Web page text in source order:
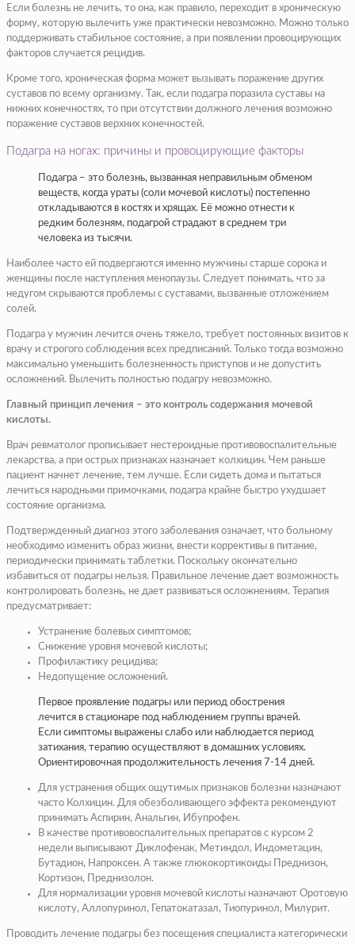
Если болезнь не лечить, то она, как правило, переходит в хроническую
форму, которую вылечить уже практически невозможно. Можно только
поддерживать стабильное состояние, а при появлении провоцирующих
факторов случается рецидив.
Кроме того, хроническая форма может вызывать поражение других
суставов по всему организму. Так, если подагра поразила суставы на
нижних конечностях, то при отсутствии должного лечения возможно
поражение суставов верхних конечностей.
Подагра на ногах: причины и провоцирующие факторы
Подагра – это болезнь, вызванная неправильным обменом
веществ, когда ураты (соли мочевой кислоты) постепенно
откладываются в костях и хрящах. Её можно отнести к
редким болезням, подагрой страдают в среднем три
человека из тысячи.
Наиболее часто ей подвергаются именно мужчины старше сорока и
женщины после наступления менопаузы. Следует понимать, что за
недугом скрываются проблемы с суставами, вызванные отложением
солей.
Подагра у мужчин лечится очень тяжело, требует постоянных визитов к
врачу и строгого соблюдения всех предписаний. Только тогда возможно
максимально уменьшить болезненность приступов и не допустить
осложнений. Вылечить полностью подагру невозможно.
Главный принцип лечения – это контроль содержания мочевой
кислоты.
Врач ревматолог прописывает нестероидные противовоспалительные
лекарства, а при острых признаках назначает колхицин. Чем раньше
пациент начнет лечение, тем лучше. Если сидеть дома и пытаться
лечиться народными примочками, подагра крайне быстро ухудшает
состояние организма.
Подтвержденный диагноз этого заболевания означает, что больному
необходимо изменить образ жизни, внести коррективы в питание,
периодически принимать таблетки. Поскольку окончательно
избавиться от подагры нельзя. Правильное лечение дает возможность
контролировать болезнь, не дает развиваться осложнениям. Терапия
предусматривает:
Устранение болевых симптомов;
Снижение уровня мочевой кислоты;
Профилактику рецидива;
Недопущение осложнений.
Первое проявление подагры или период обострения
лечится в стационаре под наблюдением группы врачей.
Если симптомы выражены слабо или наблюдается период
затихания, терапию осуществляют в домашних условиях.
Ориентировочная продолжительность лечения 7-14 дней.
Для устранения общих ощутимых признаков болезни назначают
часто Колхицин. Для обезболивающего эффекта рекомендуют
принимать Аспирин, Анальгин, Ибупрофен.
В качестве противовоспалительных препаратов с курсом 2
недели выписывают Диклофенак, Метиндол, Индометацин,
Бутадион, Напроксен. А также глюкокортикоиды Преднизон,
Кортизон, Преднизолон.
Для нормализации уровня мочевой кислоты назначают Оротовую
кислоту, Аллопуринол, Гепатокатазал, Тиопуринол, Милурит.
Проводить лечение подагры без посещения специалиста категорически